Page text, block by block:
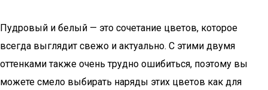
Пудровый и белый — это сочетание цветов, которое
всегда выглядит свежо и актуально. С этими двумя
оттенками также очень трудно ошибиться, поэтому вы
можете смело выбирать наряды этих цветов как для